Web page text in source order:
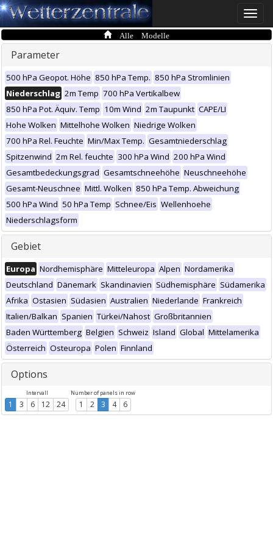
Toggle
Alle Modelle
Parameter
500 hPa Geopot. Höhe 850 hPa Temp. 850 hPa Stromlinien
Niederschlag 2m Temp 700 hPa Vertikalbew
850 hPa Pot. Äquiv. Temp 10m Wind 2m Taupunkt CAPE/LI
Hohe Wolken Mittelhohe Wolken Niedrige Wolken
700 hPa Rel. Feuchte Min/Max Temp. Gesamtniederschlag
Spitzenwind 2m Rel. feuchte 300 hPa Wind 200 hPa Wind
Gesamtbedeckungsgrad Gesamtschneehöhe Neuschneehöhe
Gesamt-Neuschnee Mittl. Wolken 850 hPa Temp. Abweichung
500 hPa Wind 50 hPa Temp Schnee/Eis Wellenhoehe
Niederschlagsform
Gebiet
Europa Nordhemisphäre Mitteleuropa Alpen Nordamerika
Deutschland Dänemark Skandinavien Südhemisphäre Südamerika
Afrika Ostasien Südasien Australien Niederlande Frankreich
Italien/Balkan Spanien Türkei/Nahost Großbritannien
Baden Württemberg Belgien Schweiz Island Global Mittelamerika
Österreich Osteuropa Polen Finnland
Options
Intervall
1 3 6 12 24
Number of panels in row
1 2 3 4 6